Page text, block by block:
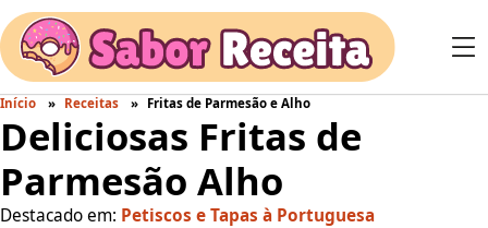
Início Receitas Fritas de Parmesão e Alho
Deliciosas Fritas de
Parmesão Alho
Destacado em: Petiscos e Tapas à Portuguesa